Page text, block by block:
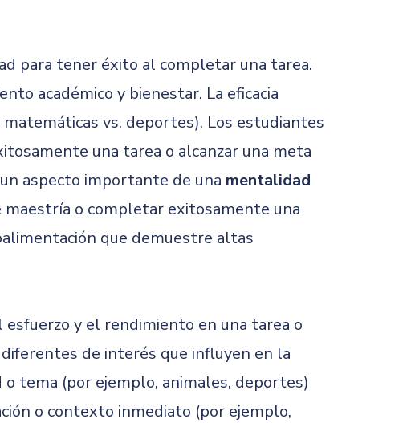
para tener éxito al completar una tarea.
académico y bienestar. La eficacia
vs. deportes). Los estudiantes
una tarea o alcanzar una meta
aspecto importante de una mentalidad
maestría o completar exitosamente una
que demuestre altas
y el rendimiento en una tarea o
de interés que influyen en la
o tema (por ejemplo, animales, deportes)
o contexto inmediato (por ejemplo,